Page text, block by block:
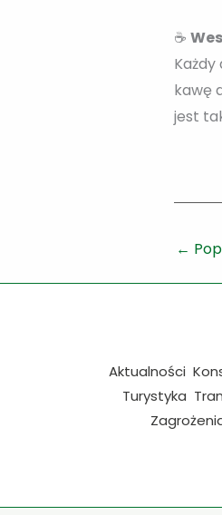
☕
kawę
jest
←
Aktualności
Turystyka